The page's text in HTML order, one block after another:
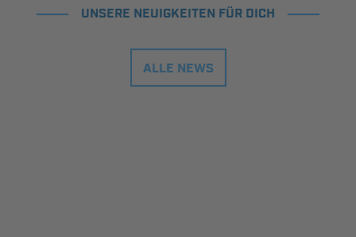
UNSERE NEUIGKEITEN FÜR DICH
ALLE NEWS